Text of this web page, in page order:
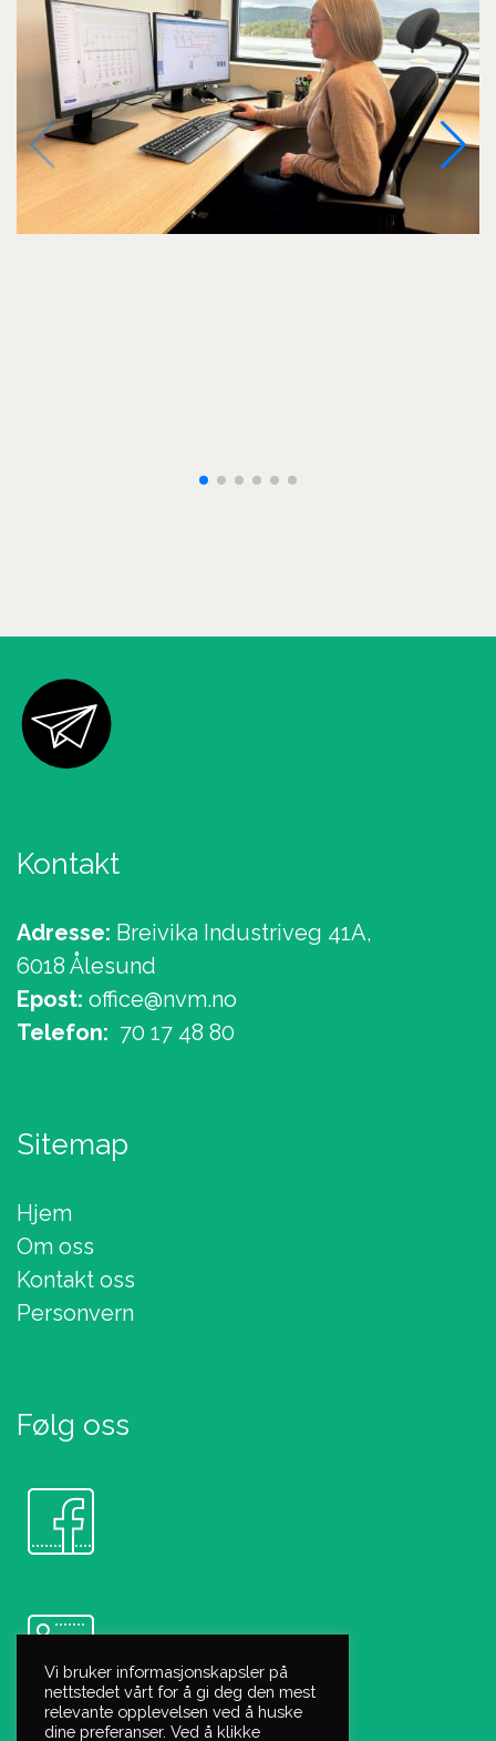
Kontakt
Adresse: Breivika Industriveg 41A,
6018 Ålesund
Epost: office@nvm.no
Telefon: 70 17 48 80
Sitemap
Hjem
Om oss
Kontakt oss
Personvern
Følg oss
Vi bruker informasjonskapsler på
nettstedet vårt for å gi deg den mest
relevante opplevelsen ved å huske
dine preferanser. Ved å klikke